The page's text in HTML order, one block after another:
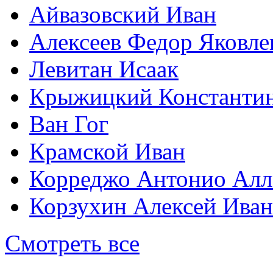
Айвазовский Иван
Алексеев Федор
Левитан Исаак
Крыжицкий
Ван Гог
Крамской Иван
Корреджо Антонио
Корзухин Алексей
Смотреть все